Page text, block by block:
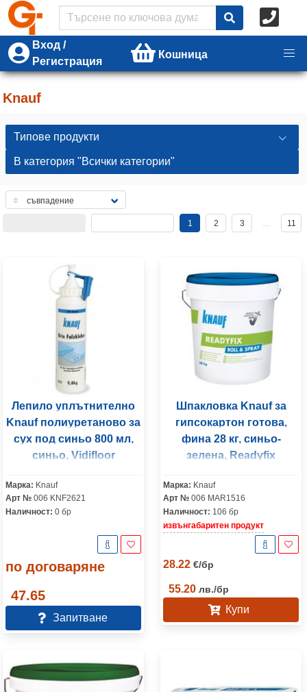
Вход /
Регистрация
Кошница
Knauf
Типове продукти
В категория "Всички категории"
1 2 3 11
Лепило уплътнително
Knauf полиуретаново за
сух под синьо 800 мл,
синьо, Vidifloor
Марка: Knauf
Арт № 006 KNF2621
Наличност: 0 бр
по договаряне
47.65
Запитване
Шпакловка Knauf за
гипсокартон готова,
фина 28 кг, синьо-
зелена, Readyfix
Марка: Knauf
Арт № 006 MAR1516
Наличност: 106 бр
извънгабаритен продукт
28.22 €/бр
55.20 лв./бр
Купи